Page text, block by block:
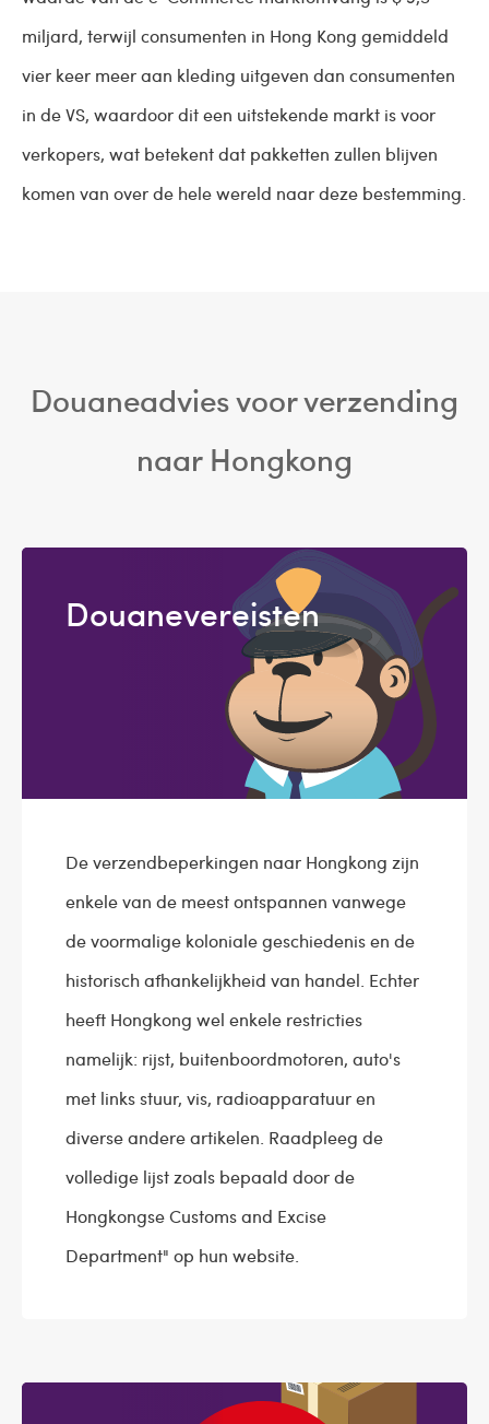
miljard, terwijl consumenten in Hong Kong gemiddeld
vier keer meer aan kleding uitgeven dan consumenten
in de VS, waardoor dit een uitstekende markt is voor
verkopers, wat betekent dat pakketten zullen blijven
komen van over de hele wereld naar deze bestemming.
Douaneadvies voor verzending
naar Hongkong
Douanevereisten
De verzendbeperkingen naar Hongkong zijn
enkele van de meest ontspannen vanwege
de voormalige koloniale geschiedenis en de
historisch afhankelijkheid van handel. Echter
heeft Hongkong wel enkele restricties
namelijk: rijst, buitenboordmotoren, auto's
met links stuur, vis, radioapparatuur en
diverse andere artikelen. Raadpleeg de
volledige lijst zoals bepaald door de
Hongkongse Customs and Excise
Department" op hun website.